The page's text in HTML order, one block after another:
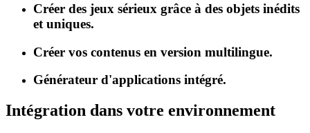
Créer des jeux sérieux grâce à des objets inédits
et uniques.
Créer vos contenus en version multilingue.
Générateur d'applications intégré.
Intégration dans votre environnement